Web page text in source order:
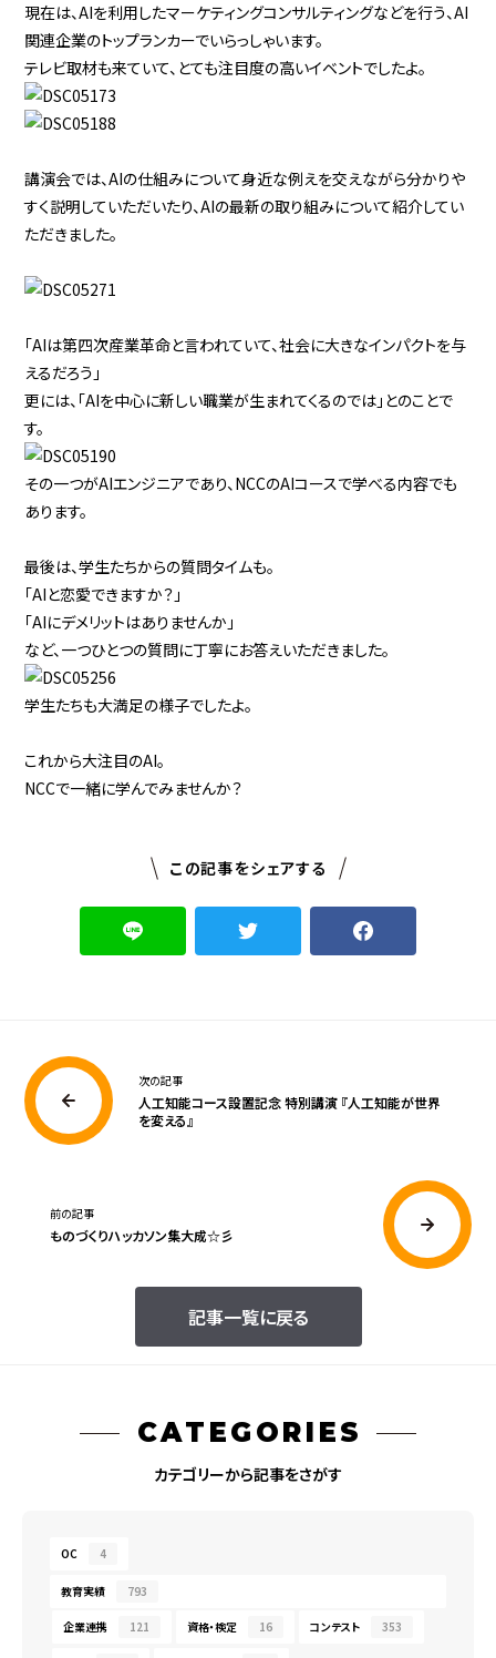
現在は、AIを利用したマーケティングコンサルティングなどを行う、AI
関連企業のトップランカーでいらっしゃいます。
テレビ取材も来ていて、とても注目度の高いイベントでしたよ。
講演会では、AIの仕組みについて身近な例えを交えながら分かりや
すく説明していただいたり、AIの最新の取り組みについて紹介してい
ただきました。
「AIは第四次産業革命と言われていて、社会に大きなインパクトを与
えるだろう」
更には、「AIを中心に新しい職業が生まれてくるのでは」とのことで
す。
その一つがAIエンジニアであり、NCCのAIコースで学べる内容でも
あります。
最後は、学生たちからの質問タイムも。
「AIと恋愛できますか？」
「AIにデメリットはありませんか」
など、一つひとつの質問に丁寧にお答えいただきました。
学生たちも大満足の様子でしたよ。
これから大注目のAI。
NCCで一緒に学んでみませんか？
この記事をシェアする
次の記事
人工知能コース設置記念 特別講演 『人工知能が世界
を変える』
記事一覧に戻る
前の記事
ものづくりハッカソン集大成☆彡
CATEGORIES
カテゴリーから記事をさがす
OC 4
教育実績 793
企業連携 121 資格・検定 16 コンテスト 353